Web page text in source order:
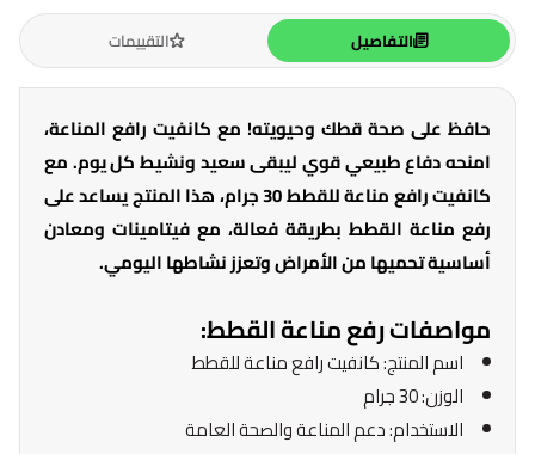
التفاصيل التقييمات
حافظ على صحة قطك وحيويته! مع كانفيت رافع المناعة،
امنحه دفاع طبيعي قوي ليبقى سعيد ونشيط كل يوم. مع
كانفيت رافع مناعة للقطط 30 جرام، هذا المنتج يساعد على
رفع مناعة القطط بطريقة فعالة، مع فيتامينات ومعادن
أساسية تحميها من الأمراض وتعزز نشاطها اليومي.
مواصفات رفع مناعة القطط:
اسم المنتج: كانفيت رافع مناعة للقطط
الوزن: 30 جرام
الاستخدام: دعم المناعة والصحة العامة